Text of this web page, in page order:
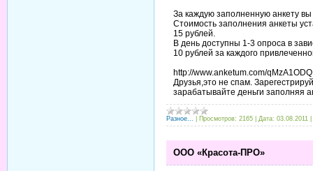
За каждую заполненную анкету
Стоимость заполнения анкеты
15 рублей.
В день доступны 1-3 опроса в
10 рублей за каждого
http://www.anketum.com/qMzA1ODQ
Друзья,это не спам.
зарабатывайте деньги заполняя
Разное... Просмотров: 2165 Дата: 03.08.2011
ООО «Красота-ПРО»